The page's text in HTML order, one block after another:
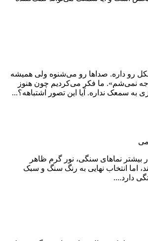
رو داره. صداها رو می‌شنوه ولی همیشه
نمی‌شم». ما فکر می‌کردیم چون هنوز
به سمعک نداره. آیا این تصور اشتباهه؟...
بیشتر نماهای سنگی، نور گرم ظاهر
اما انتخاب نهایی به رنگ سنگ و سبک
دارد....